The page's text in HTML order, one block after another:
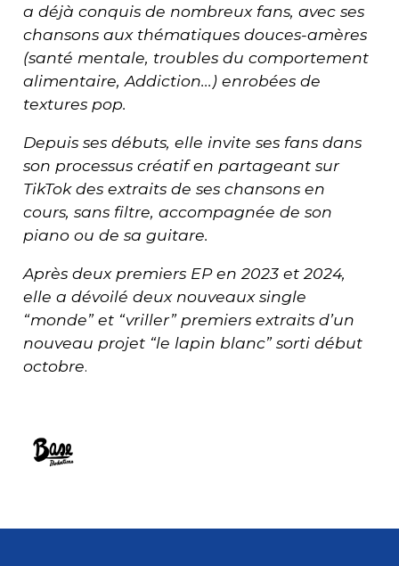
a déjà conquis de nombreux fans, avec ses
chansons aux thématiques douces-amères
(santé mentale, troubles du comportement
alimentaire, Addiction...) enrobées de
textures pop.
Depuis ses débuts, elle invite ses fans dans
son processus créatif en partageant sur
TikTok des extraits de ses chansons en
cours, sans filtre, accompagnée de son
piano ou de sa guitare.
Après deux premiers EP en 2023 et 2024,
elle a dévoilé deux nouveaux single
“monde” et “vriller” premiers extraits d’un
nouveau projet “le lapin blanc” sorti début
octobre.